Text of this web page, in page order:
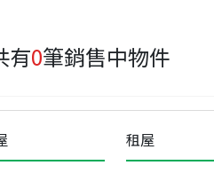
有0筆銷售中物件
租屋